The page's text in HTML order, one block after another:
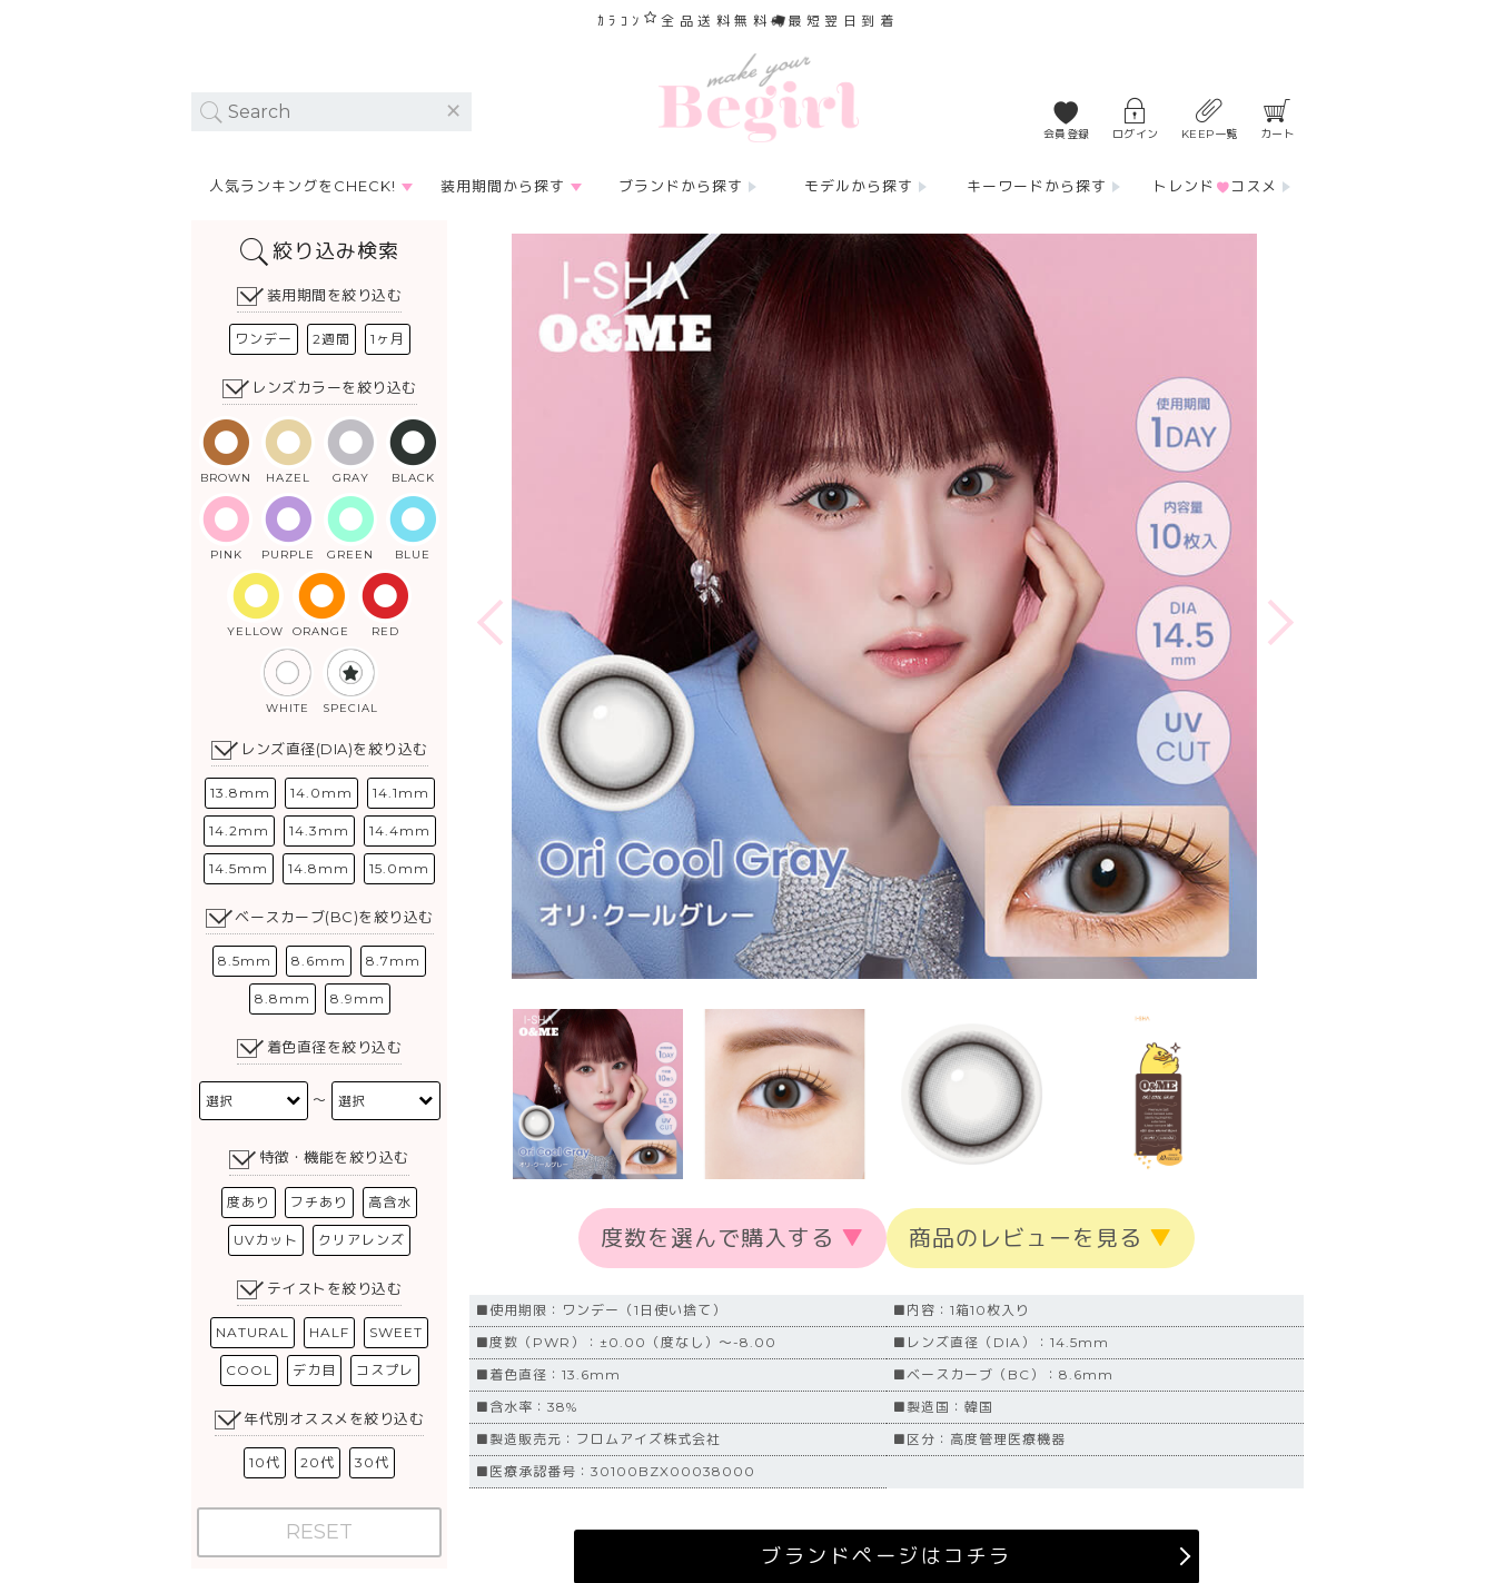
ｶﾗｺﾝ 全品送料無料 最短翌日到着
会員登録 ログイン KEEP一覧 カート
人気ランキングをCHECK! 装用期間から探す ブランドから探す モデルから探す キーワードから探す トレンド コスメ
絞り込み検索
装用期間を絞り込む
ワンデー 2週間 1ヶ月
レンズカラーを絞り込む
BROWN HAZEL GRAY BLACK
PINK PURPLE GREEN BLUE
YELLOW ORANGE RED
WHITE SPECIAL
レンズ直径(DIA)を絞り込む
13.8mm 14.0mm 14.1mm
14.2mm 14.3mm 14.4mm
14.5mm 14.8mm 15.0mm
ベースカーブ(BC)を絞り込む
8.5mm 8.6mm 8.7mm
8.8mm 8.9mm
着色直径を絞り込む
〜
特徴・機能を絞り込む
度あり フチあり 高含水
UVカット クリアレンズ
テイストを絞り込む
NATURAL HALF SWEET
COOL デカ目 コスプレ
年代別オススメを絞り込む
10代 20代 30代
RESET
度数を選んで購入する ▼ 商品のレビューを見る ▼
■使用期限：ワンデー（1日使い捨て）
■内容：1箱10枚入り
■度数（PWR）：±0.00（度なし）～-8.00
■レンズ直径（DIA）：14.5mm
■着色直径：13.6mm
■ベースカーブ（BC）：8.6mm
■含水率：38%
■製造国：韓国
■製造販売元：フロムアイズ株式会社
■区分：高度管理医療機器
■医療承認番号：30100BZX00038000
ブランドページはコチラ